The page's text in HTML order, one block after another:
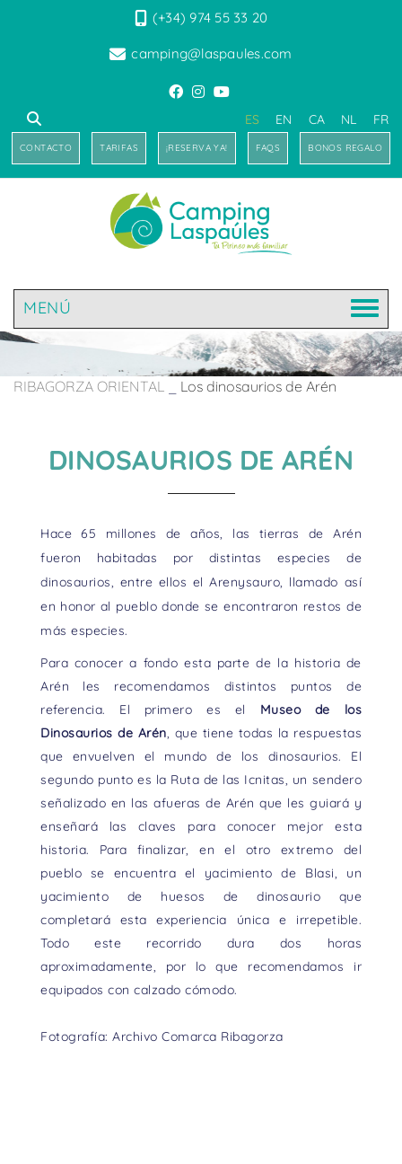
(+34) 974 55 33 20
camping@laspaules.com
ES EN CA NL FR
CONTACTO TARIFAS ¡RESERVA YA! FAQS BONOS REGALO
MENÚ
RIBAGORZA ORIENTAL Los dinosaurios de Arén
DINOSAURIOS DE ARÉN
Hace 65 millones de años, las tierras de Arén
fueron habitadas por distintas especies de
dinosaurios, entre ellos el Arenysauro, llamado así
en honor al pueblo donde se encontraron restos de
más especies.
Para conocer a fondo esta parte de la historia de
Arén les recomendamos distintos puntos de
referencia. El primero es el Museo de los
Dinosaurios de Arén, que tiene todas la respuestas
que envuelven el mundo de los dinosaurios. El
segundo punto es la Ruta de las Icnitas, un sendero
señalizado en las afueras de Arén que les guiará y
enseñará las claves para conocer mejor esta
historia. Para finalizar, en el otro extremo del
pueblo se encuentra el yacimiento de Blasi, un
yacimiento de huesos de dinosaurio que
completará esta experiencia única e irrepetible.
Todo este recorrido dura dos horas
aproximadamente, por lo que recomendamos ir
equipados con calzado cómodo.
Fotografía: Archivo Comarca Ribagorza